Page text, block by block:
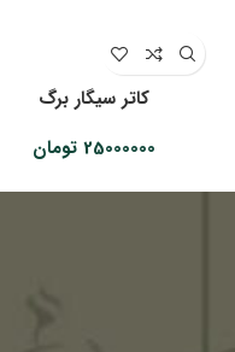
کاتر سیگار برگ
25000000 تومان